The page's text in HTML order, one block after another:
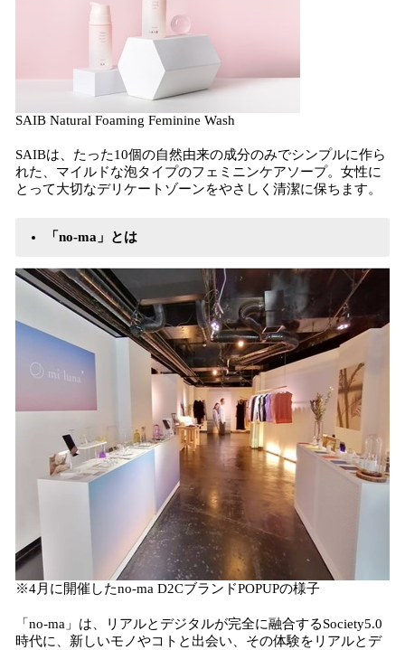
SAIB Natural Foaming Feminine Wash
SAIBは、たった10個の自然由来の成分のみでシンプルに作ら
れた、マイルドな泡タイプのフェミニンケアソープ。女性に
とって大切なデリケートゾーンをやさしく清潔に保ちます。
「no-ma」とは
※4月に開催したno-ma D2CブランドPOPUPの様子
「no-ma」は、リアルとデジタルが完全に融合するSociety5.0
時代に、新しいモノやコトと出会い、その体験をリアルとデ